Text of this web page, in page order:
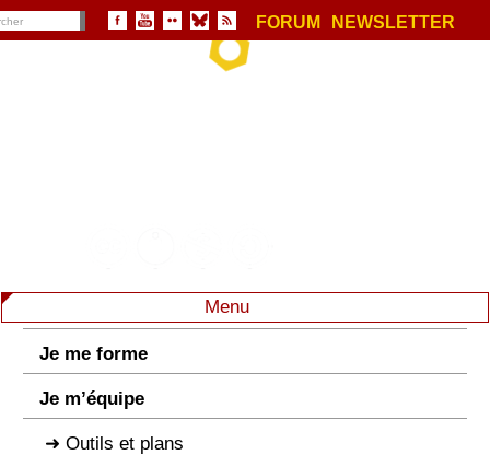
FORUM NEWSLETTER
Menu
Je me forme
Je m’équipe
Outils et plans